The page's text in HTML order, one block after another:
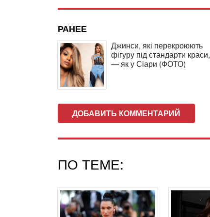
РАНЕЕ
Джинси, які перекроюють
фігуру під стандарти краси,
— як у Сіари (ФОТО)
ДОБАВИТЬ КОММЕНТАРИЙ
ПО ТЕМЕ: